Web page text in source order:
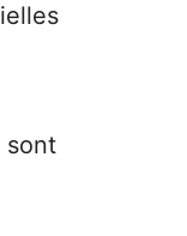
sont